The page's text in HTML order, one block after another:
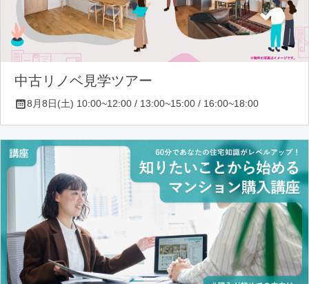
中古リノベ見学ツアー
8月8日(土) 10:00~12:00 / 13:00~15:00 / 16:00~18:00